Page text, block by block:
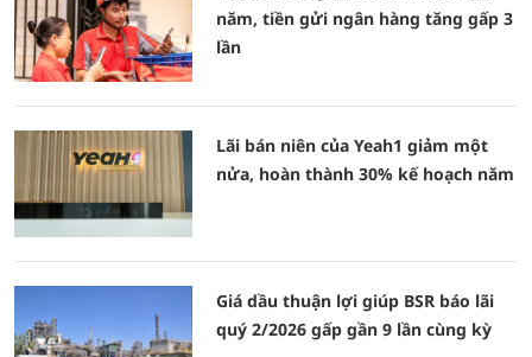
năm, tiền gửi ngân hàng tăng gấp 3
lần
Lãi bán niên của Yeah1 giảm một
nửa, hoàn thành 30% kế hoạch năm
Giá dầu thuận lợi giúp BSR báo lãi
quý 2/2026 gấp gần 9 lần cùng kỳ